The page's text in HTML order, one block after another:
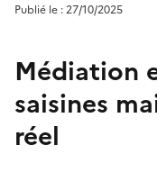
Publié le : 27/10/2025
Médiation
saisines
réel